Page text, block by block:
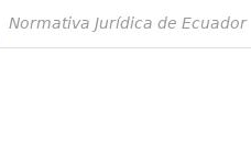
Normativa Jurídica de Ecuador